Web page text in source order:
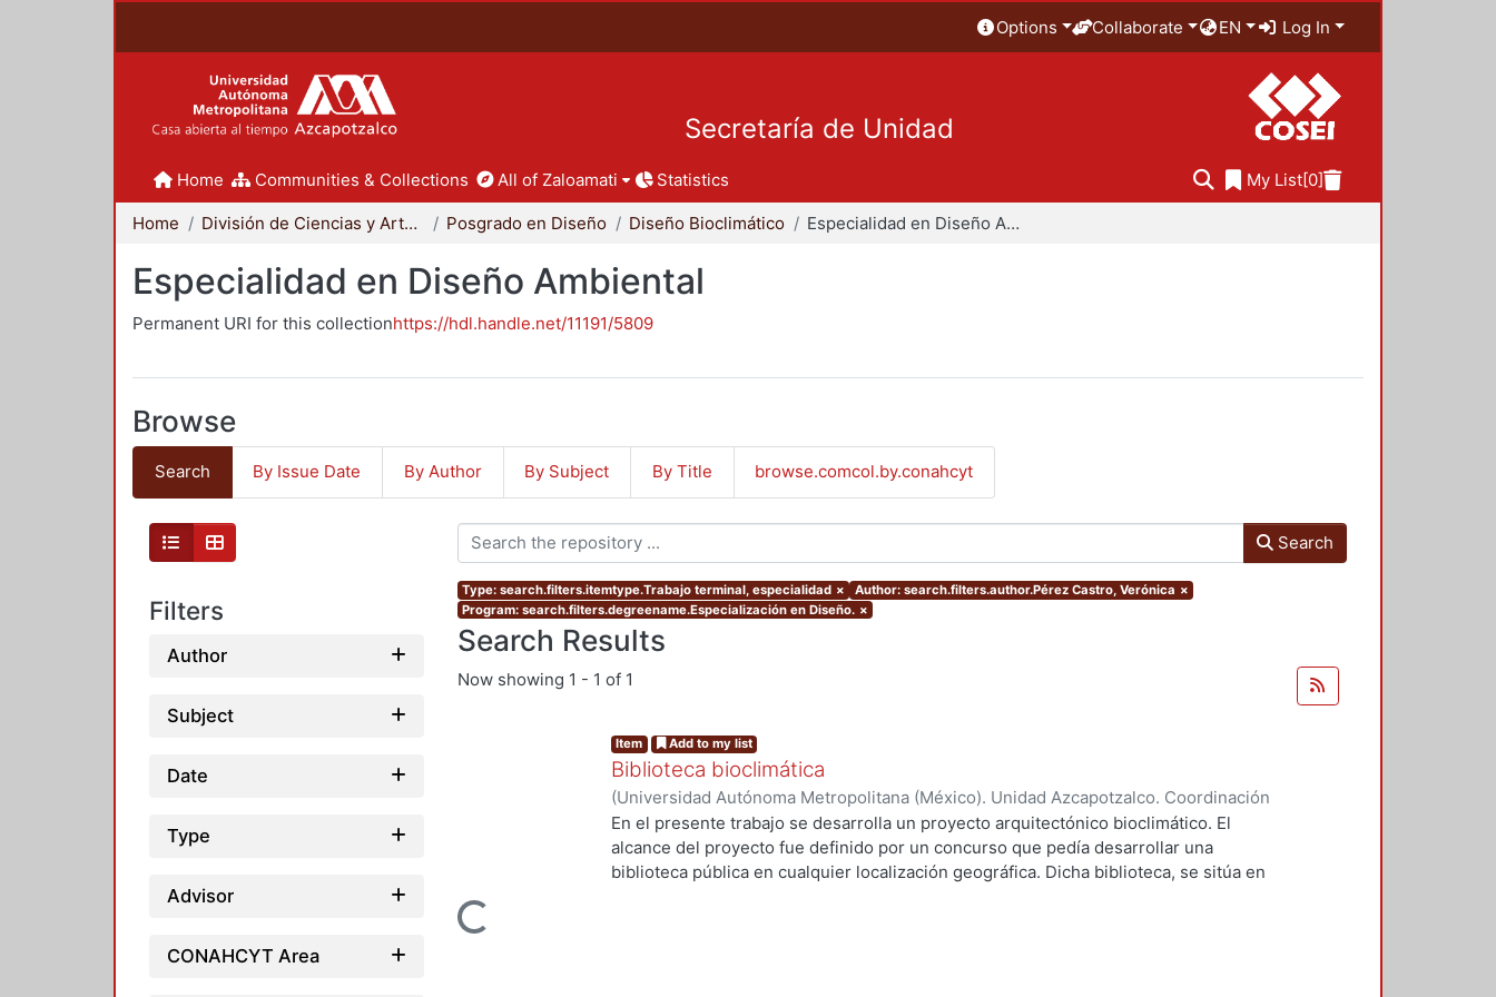
Options Collaborate EN Log In
Secretaría de Unidad
Home Communities & Collections All of Zaloamati Statistics My List[0]
Home División de Ciencias y Artes para el Diseño Posgrado en Diseño Diseño Bioclimático Especialidad en Diseño Ambiental
Especialidad en Diseño Ambiental
Permanent URI for this collectionhttps://hdl.handle.net/11191/5809
Browse
Search By Issue Date By Author By Subject By Title browse.comcol.by.conahcyt
Filters
Author
Subject
Date
Type
Advisor
CONAHCYT Area
Search
Type: search.filters.itemtype.Trabajo terminal, especialidad × Author: search.filters.author.Pérez Castro, Verónica ×
Program: search.filters.degreename.Especialización en Diseño. ×
Search Results
Now showing 1 - 1 of 1
Loading...
Item Add to my list
Biblioteca bioclimática
(Universidad Autónoma Metropolitana (México). Unidad Azcapotzalco. Coordinación
de Servicios de Información.,2013-08) Pérez Castro, Verónica
En el presente trabajo se desarrolla un proyecto arquitectónico bioclimático. El
alcance del proyecto fue definido por un concurso que pedía desarrollar una
biblioteca pública en cualquier localización geográfica. Dicha biblioteca, se sitúa en